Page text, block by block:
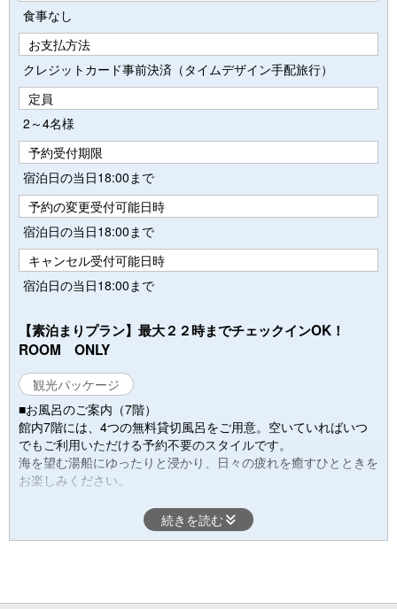
食事なし
お支払方法
クレジットカード事前決済（タイムデザイン手配旅行）
定員
2～4名様
予約受付期限
宿泊日の当日18:00まで
予約の変更受付可能日時
宿泊日の当日18:00まで
キャンセル受付可能日時
宿泊日の当日18:00まで
【素泊まりプラン】最大２２時までチェックインOK！
ROOM ONLY
観光パッケージ
■お風呂のご案内（7階）
館内7階には、4つの無料貸切風呂をご用意。空いていればいつ
でもご利用いただける予約不要のスタイルです。
海を望む湯船にゆったりと浸かり、日々の疲れを癒すひとときを
お楽しみください。
当館は、稲取駅からタクシーで約5分、徒歩で約20分の場所にご
続きを読む